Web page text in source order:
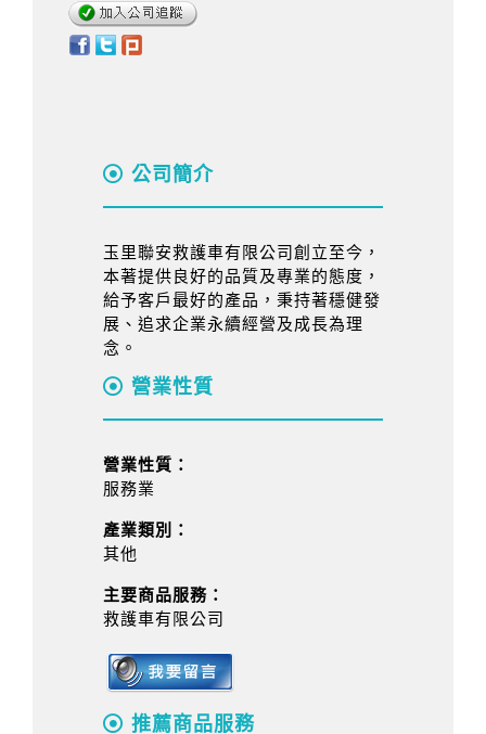
公司簡介
玉里聯安救護車有限公司創立至今，
本著提供良好的品質及專業的態度，
給予客戶最好的產品，秉持著穩健發
展、追求企業永續經營及成長為理
念。
營業性質
營業性質：
服務業
產業類別：
其他
主要商品服務：
救護車有限公司
推薦商品服務